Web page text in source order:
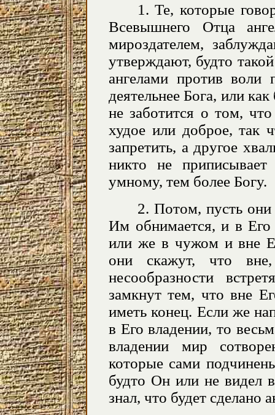
1. Те, которые
Всевышнего Отца
мироздателем,
утверждают, будто
ангелами против воли
деятельнее Бога, или
не заботится о том,
худое или доброе, так
запретить, а другое
никто не
умному, тем более Богу.
2. Потом, пусть
Им обнимается, и в Его
или же в чужом и вне
они скажут, что
несообразности
замкнут тем, что вне
иметь конец. Если же
в Его владении, то
владении мир
которые сами
будто Он или не видел
знал, что будет сделано